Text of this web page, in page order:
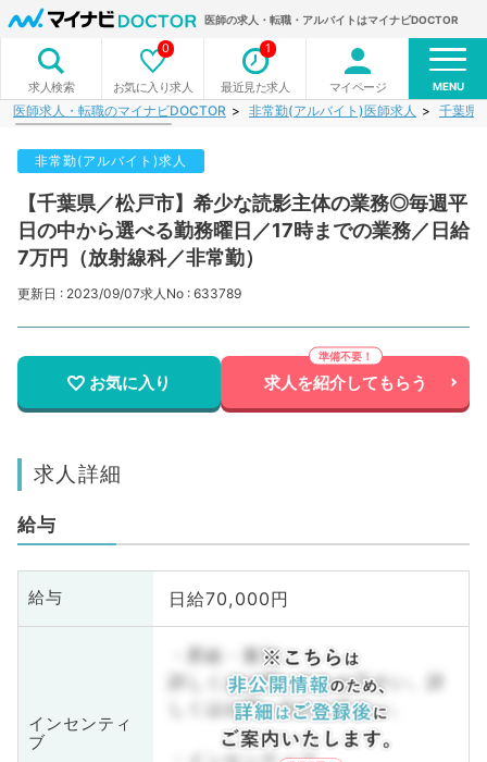
医師の求人・転職・アルバイトはマイナビDOCTOR
求人検索 お気に入り求人
0
最近見た求人
1
マイページ MENU
医師求人・転職のマイナビDOCTOR 非常勤(アルバイト)医師求人 千葉県
非常勤(アルバイト)求人
【千葉県／松戸市】希少な読影主体の業務◎毎週平
日の中から選べる勤務曜日／17時までの業務／日給
7万円（放射線科／非常勤）
更新日 : 2023/09/07求人No : 633789
お気に入り 求人を紹介してもらう
求人詳細
給与
給与 日給70,000円
インセンティ
ブ
・昇給・賞与
詳しくはお問い合わせ下さい。詳
しくはお問い合わせ下さい。